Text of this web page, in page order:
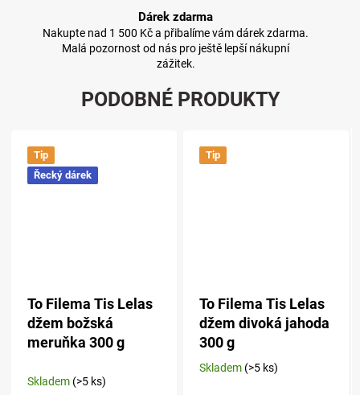
Dárek zdarma
Nakupte nad 1 500 Kč a přibalíme vám dárek zdarma.
Malá pozornost od nás pro ještě lepší nákupní
zážitek.
PODOBNÉ PRODUKTY
Tip
Řecký dárek
To Filema Tis Lelas
džem božská
meruňka 300 g
Skladem (>5 ks)
Tip
To Filema Tis Lelas
džem divoká jahoda
300 g
Průměrné
Skladem (>5 ks)